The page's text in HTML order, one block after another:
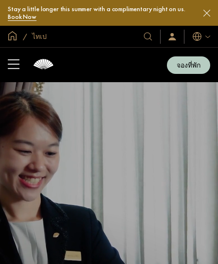
Stay a little longer this summer with a complimentary night on us.
Book Now
หน้าหลักทั่วโลก
ไทเป
โรงแรม
และ
ลงชื่อ
เข้า
/
สมัคร
เข้า
ภาษา
จองที่พัก